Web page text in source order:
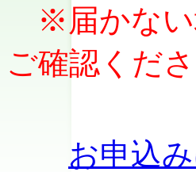
※届かない
ご確認くださ
お申込